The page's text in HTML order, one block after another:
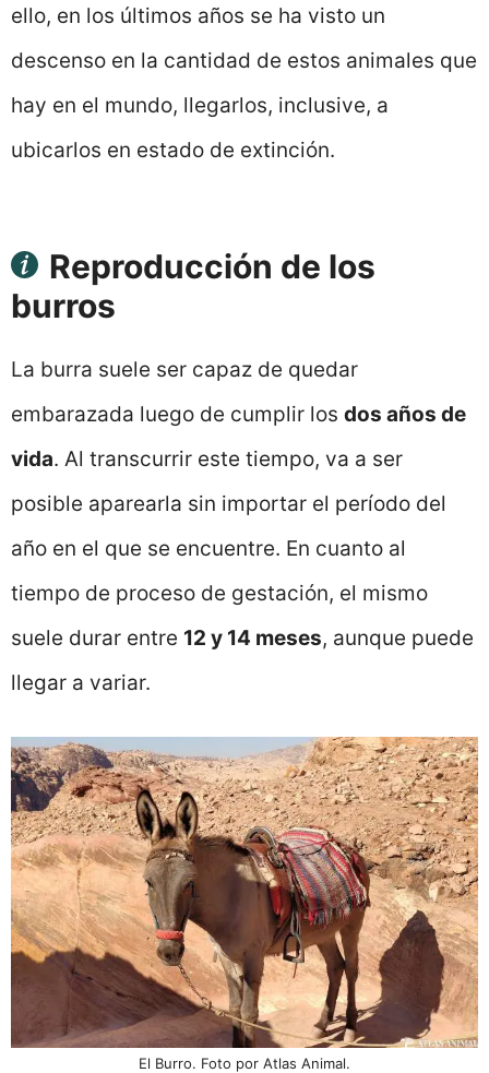
ello, en los últimos años se ha visto un
descenso en la cantidad de estos animales que
hay en el mundo, llegarlos, inclusive, a
ubicarlos en estado de extinción.
Reproducción de los
burros
La burra suele ser capaz de quedar
embarazada luego de cumplir los dos años de
vida. Al transcurrir este tiempo, va a ser
posible aparearla sin importar el período del
año en el que se encuentre. En cuanto al
tiempo de proceso de gestación, el mismo
suele durar entre 12 y 14 meses, aunque puede
llegar a variar.
El Burro. Foto por Atlas Animal.